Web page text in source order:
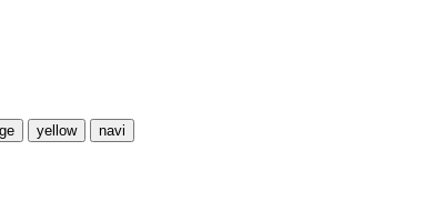
yellow
navi